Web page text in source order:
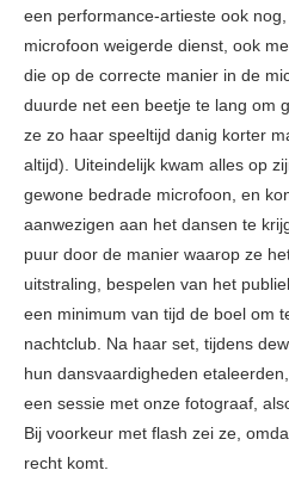
een performance-artieste ook
microfoon weigerde dienst, ook
die op de correcte manier in de
duurde net een beetje te lang om
ze zo haar speeltijd danig korter
altijd). Uiteindelijk kwam alles op
gewone bedrade microfoon, en
aanwezigen aan het dansen te
puur door de manier waarop ze
uitstraling, bespelen van het
een minimum van tijd de boel om
nachtclub. Na haar set, tijdens
hun dansvaardigheden
een sessie met onze fotograaf,
Bij voorkeur met flash zei ze,
recht komt.